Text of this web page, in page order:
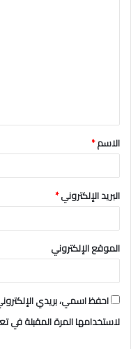
ق
*
الاسم*
البريد الإلكتروني*
الموقع الإلكتروني
احفظ اسمي، بريدي
لاستخدامها المرة المقبلة في